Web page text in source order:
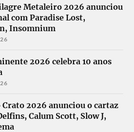
Metaleiro 2026 anunciou
com Paradise Lost,
Insomnium
2026 celebra 10 anos
Crato 2026 anunciou o cartaz
Calum Scott, Slow J,